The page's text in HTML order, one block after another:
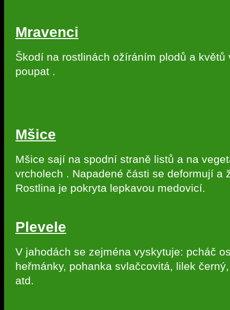
Mravenci
Škodí na rostlinách ožíráním plodů a květů
poupat .
Mšice
Mšice sají na spodní straně listů a na
vrcholech . Napadené části se deformují a
Rostlina je pokryta lepkavou medovicí.
Plevele
V jahodách se zejména vyskytuje: pcháč
heřmánky, pohanka svlačcovitá, lilek
atd.